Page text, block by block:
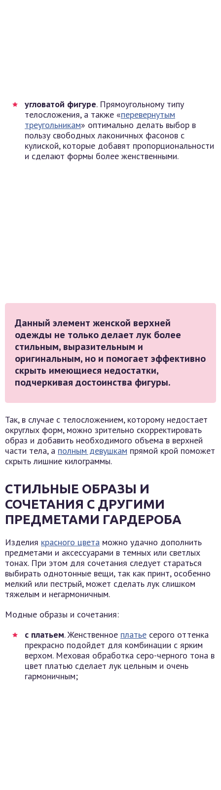
угловатой фигуре. Прямоугольному типу
телосложения, а также «перевернутым
треугольникам» оптимально делать выбор в
пользу свободных лаконичных фасонов с
кулиской, которые добавят пропорциональности
и сделают формы более женственными.
Данный элемент женской верхней
одежды не только делает лук более
стильным, выразительным и
оригинальным, но и помогает эффективно
скрыть имеющиеся недостатки,
подчеркивая достоинства фигуры.
Так, в случае с телосложением, которому недостает
округлых форм, можно зрительно скорректировать
образ и добавить необходимого объема в верхней
части тела, а полным девушкам прямой крой поможет
скрыть лишние килограммы.
СТИЛЬНЫЕ ОБРАЗЫ И
СОЧЕТАНИЯ С ДРУГИМИ
ПРЕДМЕТАМИ ГАРДЕРОБА
Изделия красного цвета можно удачно дополнить
предметами и аксессуарами в темных или светлых
тонах. При этом для сочетания следует стараться
выбирать однотонные вещи, так как принт, особенно
мелкий или пестрый, может сделать лук слишком
тяжелым и негармоничным.
Модные образы и сочетания:
с платьем. Женственное платье серого оттенка
прекрасно подойдет для комбинации с ярким
верхом. Меховая обработка серо-черного тона в
цвет платью сделает лук цельным и очень
гармоничным;